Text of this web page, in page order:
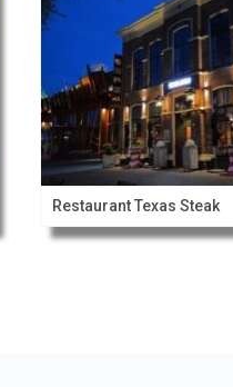
Restaurant Texas Steak